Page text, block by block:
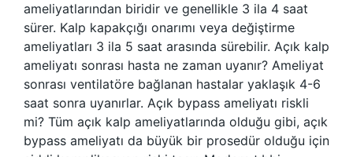
ameliyatlarından biridir ve genellikle 3 ila 4 saat
sürer. Kalp kapakçığı onarımı veya değiştirme
ameliyatları 3 ila 5 saat arasında sürebilir. Açık kalp
ameliyatı sonrası hasta ne zaman uyanır? Ameliyat
sonrası ventilatöre bağlanan hastalar yaklaşık 4-6
saat sonra uyanırlar. Açık bypass ameliyatı riskli
mi? Tüm açık kalp ameliyatlarında olduğu gibi, açık
bypass ameliyatı da büyük bir prosedür olduğu için